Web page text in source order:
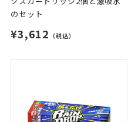
のセット
¥3,612 （税込）